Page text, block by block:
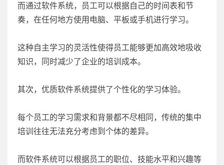
而通过软件系统，员工可以根据自己的时间表和节
奏，在任何地方使用电脑、平板或手机进行学习。
这种自主学习的灵活性使得员工能够更加高效地吸收
知识，同时减少了企业的培训成本。
其次，优质软件系统提供了个性化的学习体验。
每个员工的学习需求和背景都不尽相同，传统的集中
培训往往无法充分考虑到个体的差异。
而软件系统可以根据员工的职位、技能水平和兴趣等